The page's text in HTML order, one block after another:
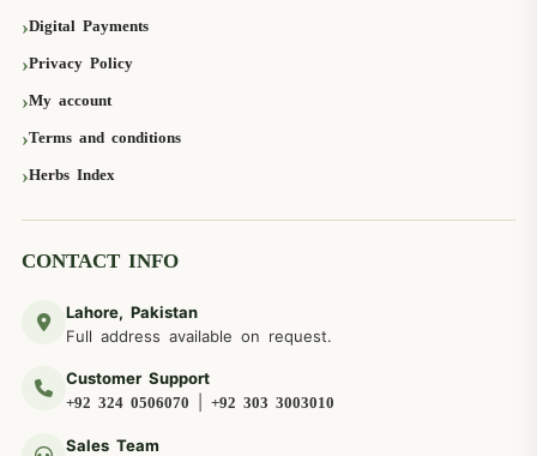
Digital Payments
Privacy Policy
My account
Terms and conditions
Herbs Index
CONTACT INFO
Lahore, Pakistan
Full address available on request.
Customer Support
+92 324 0506070 +92 303 3003010
Sales Team